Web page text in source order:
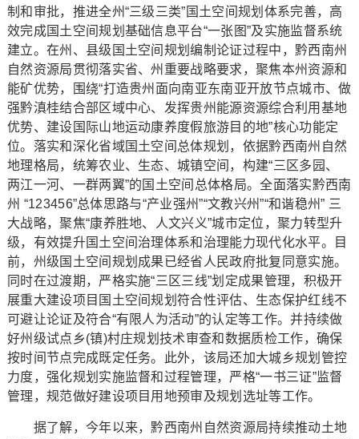
制和审批，推进全州“三级三类”国土空间规划体系完善，高
效完成国土空间规划基础信息平台“一张图”及实施监督系统
建立。在州、县级国土空间规划编制论证过程中，黔西南州
自然资源局贯彻落实省、州重要战略要求，聚焦本州资源和
能矿优势，围绕“打造贵州面向南亚东南亚开放节点城市、做
强黔滇桂结合部区域中心、发挥贵州能源资源综合利用基地
优势、建设国际山地运动康养度假旅游目的地”核心功能定
位。落实和深化省域国土空间总体规划，依据黔西南州自然
地理格局，统筹农业、生态、城镇空间，构建“三区多园、
两江一河、一群两翼”的国土空间总体格局。全面落实黔西南
州 “123456”总体思路与“产业强州”“文教兴州”“和谐稳州” 三
大战略，聚焦“康养胜地、人文兴义”城市定位，聚力转型升
级，有效提升国土空间治理体系和治理能力现代化水平。目
前，州级国土空间规划成果已经省人民政府批复同意实施。
同时在过渡期，严格实施“三区三线”划定成果管理，积极开
展重大建设项目国土空间规划符合性评估、生态保护红线不
可避让论证及符合“有限人为活动”的认定等工作。并持续做
好州级试点乡(镇)村庄规划技术审查和数据质检工作，确保
按时间节点完成既定任务。此外，该局还加大城乡规划管控
力度，强化规划实施监督和过程管理，严格“一书三证”监督
管理，规范做好建设项目用地预审及规划选址等工作。
据了解，今年以来，黔西南州自然资源局持续推动土地